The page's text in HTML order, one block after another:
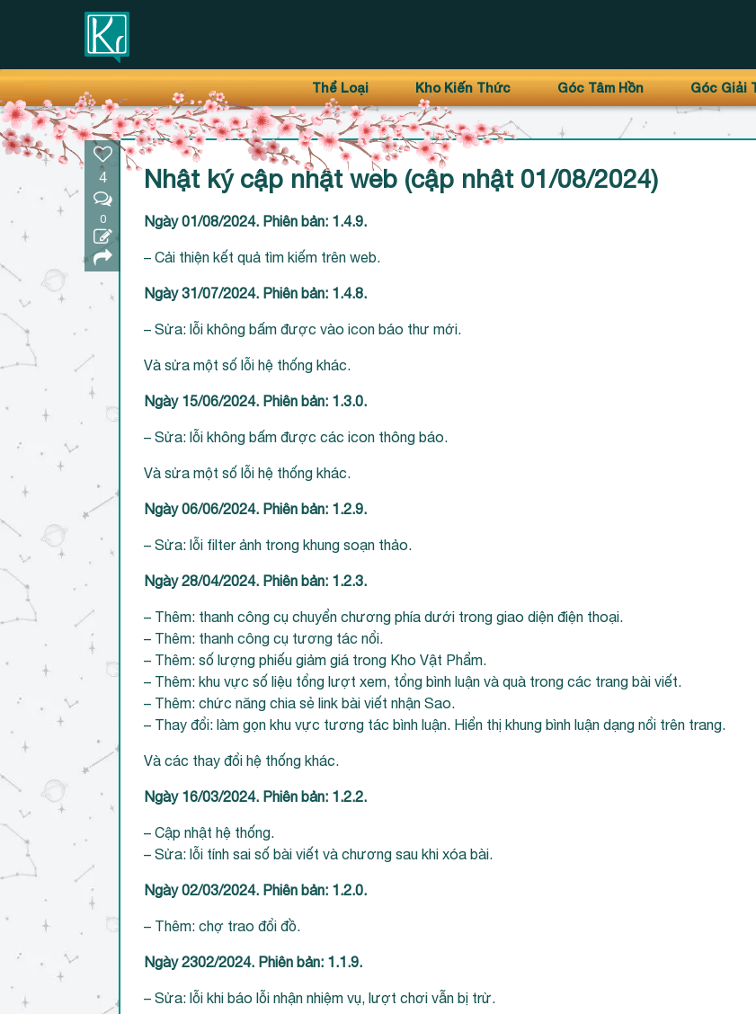
qua
Thanh điều hướng trên
Thể Loại Kho Kiến Thức Góc Tâm Hồn Góc Giải
4
0
Nhật ký cập nhật web (cập nhật 01/08/2024)
Ngày 01/08/2024. Phiên bản: 1.4.9.
– Cải thiện kết quả tìm kiếm trên web.
Ngày 31/07/2024. Phiên bản: 1.4.8.
– Sửa: lỗi không bấm được vào icon báo thư mới.
Và sửa một số lỗi hệ thống khác.
Ngày 15/06/2024. Phiên bản: 1.3.0.
– Sửa: lỗi không bấm được các icon thông báo.
Và sửa một số lỗi hệ thống khác.
Ngày 06/06/2024. Phiên bản: 1.2.9.
– Sửa: lỗi filter ảnh trong khung soạn thảo.
Ngày 28/04/2024. Phiên bản: 1.2.3.
– Thêm: thanh công cụ chuyển chương phía dưới trong giao diện điện thoại.
– Thêm: thanh công cụ tương tác nổi.
– Thêm: số lượng phiếu giảm giá trong Kho Vật Phẩm.
– Thêm: khu vực số liệu tổng lượt xem, tổng bình luận và quà trong các trang bài viết.
– Thêm: chức năng chia sẻ link bài viết nhận Sao.
– Thay đổi: làm gọn khu vực tương tác bình luận. Hiển thị khung bình luận dạng nổi trên trang.
Và các thay đổi hệ thống khác.
Ngày 16/03/2024. Phiên bản: 1.2.2.
– Cập nhật hệ thống.
– Sửa: lỗi tính sai số bài viết và chương sau khi xóa bài.
Ngày 02/03/2024. Phiên bản: 1.2.0.
– Thêm: chợ trao đổi đồ.
Ngày 2302/2024. Phiên bản: 1.1.9.
– Sửa: lỗi khi báo lỗi nhận nhiệm vụ, lượt chơi vẫn bị trừ.